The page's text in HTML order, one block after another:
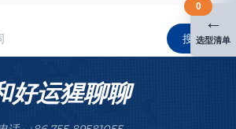
搜索
好运猩聊聊
←
选型清单
0